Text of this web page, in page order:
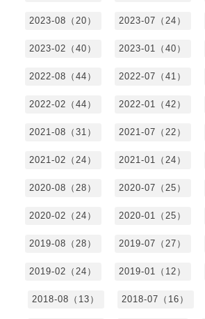
2023-08（20） 2023-07（24）
2023-02（40） 2023-01（40）
2022-08（44） 2022-07（41）
2022-02（44） 2022-01（42）
2021-08（31） 2021-07（22）
2021-02（24） 2021-01（24）
2020-08（28） 2020-07（25）
2020-02（24） 2020-01（25）
2019-08（28） 2019-07（27）
2019-02（24） 2019-01（12）
2018-08（13） 2018-07（16）